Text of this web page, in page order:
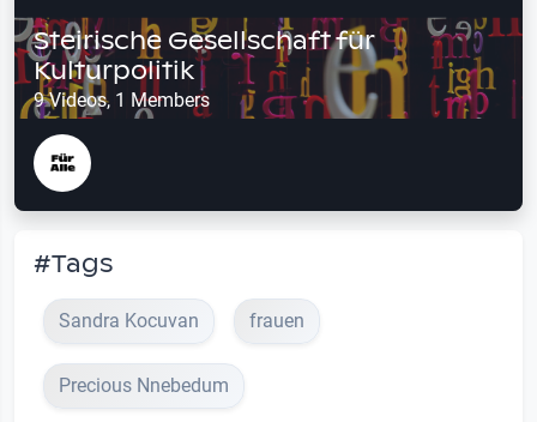
Steirische Gesellschaft für
Kulturpolitik
9 Videos, 1 Members
#Tags
Sandra Kocuvan frauen
Precious Nnebedum